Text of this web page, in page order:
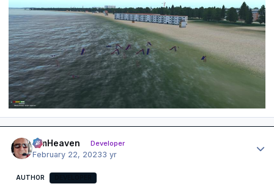
simHeaven Developer
February 22, 20233 yr
AUTHOR